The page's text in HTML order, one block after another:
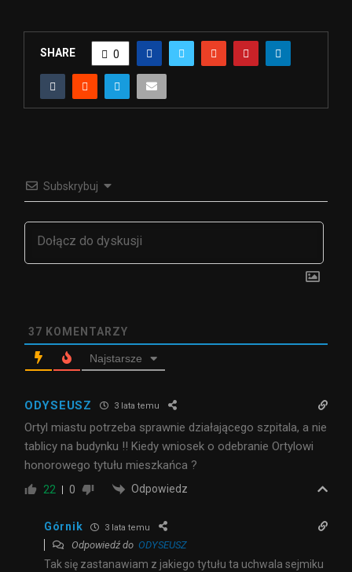
SHARE 0
Subskrybuj
37 KOMENTARZY
Najstarsze
ODYSEUSZ 3 lata temu
Ortyl miastu potrzeba sprawnie działającego szpitala, a nie
tablicy na budynku !! Kiedy wniosek o odebranie Ortylowi
honorowego tytułu mieszkańca ?
22 0 Odpowiedz
Górnik 3 lata temu
Odpowiedź do ODYSEUSZ
Tak się zastanawiam z jakiego tytułu ta uchwala sejmiku